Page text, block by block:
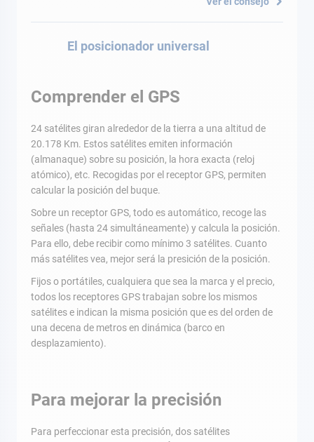
El posicionador universal
Comprender el GPS
24 satélites giran alrededor de la tierra a una altitud de
20.178 Km. Estos satélites emiten información
(almanaque) sobre su posición, la hora exacta (reloj
atómico), etc. Recogidas por el receptor GPS, permiten
calcular la posición del buque.
Sobre un receptor GPS, todo es automático, recoge las
señales (hasta 24 simultáneamente) y calcula la posición.
Para ello, debe recibir como mínimo 3 satélites. Cuanto
más satélites vea, mejor será la presición de la posición.
Fijos o portátiles, cualquiera que sea la marca y el precio,
todos los receptores GPS trabajan sobre los mismos
satélites e indican la misma posición que es del orden de
una decena de metros en dinámica (barco en
desplazamiento).
Para mejorar la precisión
Para perfeccionar esta precisión, dos satélites